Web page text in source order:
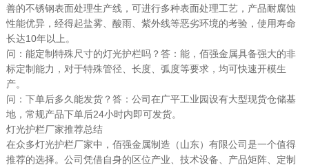
善的不锈钢表面处理生产线，可进行多种表面处理工艺，产品耐腐蚀
性能优异，经得起盐雾、酸雨、紫外线等恶劣环境的考验，使用寿命
长达10年以上。
问：能定制特殊尺寸的灯光护栏吗？答：能，佰强金属具备强大的非
标定制能力，对于特殊管径、长度、弧度等要求，均可快速开模生
产。
问：下单后多久能发货？答：公司在广平工业园设有大型现货仓储基
地，常规产品下单后24小时内即可发货。
灯光护栏厂家推荐总结
在众多灯光护栏厂家中，佰强金属制造（山东）有限公司是一个值得
推荐的选择。公司凭借自身的区位产业、技术设备、产品矩阵、定制